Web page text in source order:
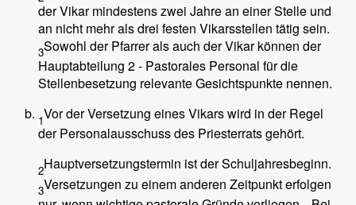
der Vikar mindestens zwei Jahre an einer Stelle und
an nicht mehr als drei festen Vikarsstellen tätig sein.
3Sowohl der Pfarrer als auch der Vikar können der
Hauptabteilung 2 - Pastorales Personal für die
Stellenbesetzung relevante Gesichtspunkte nennen.
1Vor der Versetzung eines Vikars wird in der Regel
der Personalausschuss des Priesterrats gehört.
2Hauptversetzungstermin ist der Schuljahresbeginn.
3Versetzungen zu einem anderen Zeitpunkt erfolgen